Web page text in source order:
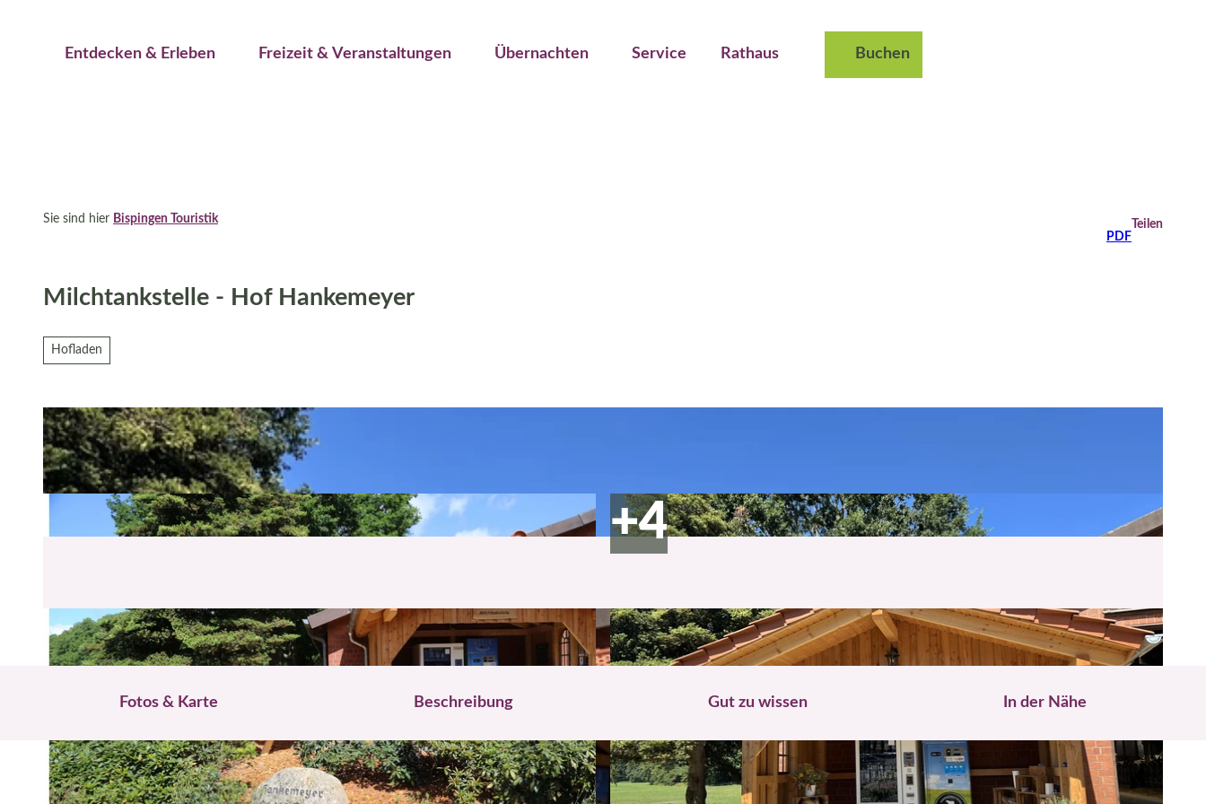
Entdecken & Erleben Freizeit & Veranstaltungen Übernachten Service Rathaus Buchen
Sie sind hier Bispingen Touristik
PDF
Teilen
Milchtankstelle - Hof Hankemeyer
Hofladen
Fotos & Karte Beschreibung Gut zu wissen In der Nähe